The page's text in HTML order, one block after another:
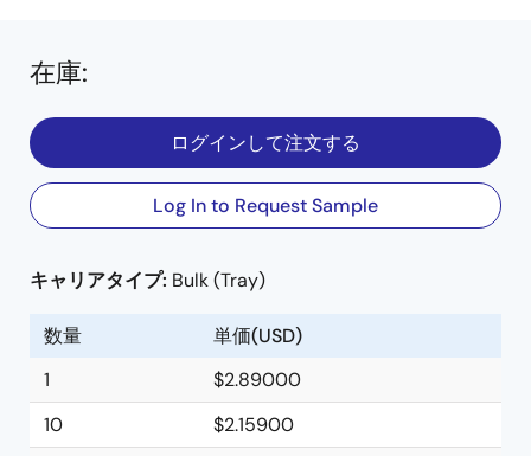
在庫:
ログインして注文する
Log In to Request Sample
キャリアタイプ: Bulk (Tray)
数量
単価(USD)
1
$2.89000
10
$2.15900